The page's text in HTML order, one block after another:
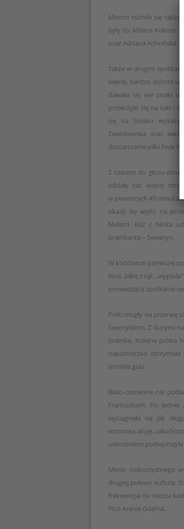
Mocno różniło się także
były to: Milena Kokosz,
oraz Adriana Achcińska.
Także w drugim
więcej, bardzo dobrze
dawała się we znaki
przełożyło się na taki i
się na boisku
Zawistowska oraz
dostarczenie piłki Ewie
Z czasem do głosu
oddały też więcej
w pierwszych 45
okazji, by wyjść na
Malard. Raz z bliska
bramkarka – Seweryn.
W końcówce pierwszej
Woś, piłkę z rąk
prowadząca spotkanie
Polki mogły na przerwę
faworytkom. Z dużymi
bramkę. Kolejna próba
napastniczka
strzeliła gola.
Biało-czerwone nie
Francuzkom. Po jednej
wyciągnęła się jak
wzorową akcję,
uderzeniem
Mimo niekorzystnego
drugiej połowy euforia.
frekwencja na meczu
Plus Arenie Gdańsk.